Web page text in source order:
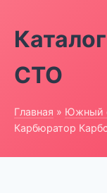
СТО
Главная » Южный
Карбюратор